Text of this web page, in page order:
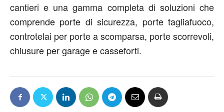
cantieri e una gamma completa di soluzioni che
comprende porte di sicurezza, porte tagliafuoco,
controtelai per porte a scomparsa, porte scorrevoli,
chiusure per garage e casseforti.